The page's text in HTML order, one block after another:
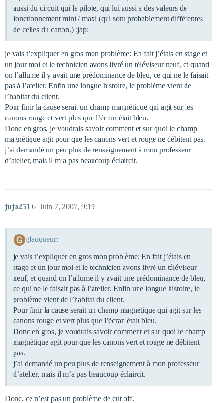
aussi du circuit qui le pilote, qui lui aussi a des valeurs de
fonctionnement mini / maxi (qui sont probablement différentes
de celles du canon.) :jap:
je vais t’expliquer en gros mon problème: En fait j’étais en stage et
un jour moi et le technicien avons livré un téléviseur neuf, et quand
on l’allume il y avait une prédominance de bleu, ce qui ne le faisait
pas à l’atelier. Enfin une longue histoire, le problème vient de
l’habitat du client.
Pour finir la cause serait un champ magnétique qui agit sur les
canons rouge et vert plus que l’écran était bleu.
Donc en gros, je voudrais savoir comment et sur quoi le champ
magnétique agit pour que les canons vert et rouge ne débitent pas.
j’ai demandé un peu plus de renseignement à mon professeur
d’atelier, mais il m’a pas beaucoup éclaircit.
juju251 Juin 7, 2007, 9:19
6
gfauqueur:
je vais t’expliquer en gros mon problème: En fait j’étais en
stage et un jour moi et le technicien avons livré un téléviseur
neuf, et quand on l’allume il y avait une prédominance de bleu,
ce qui ne le faisait pas à l’atelier. Enfin une longue histoire, le
problème vient de l’habitat du client.
Pour finir la cause serait un champ magnétique qui agit sur les
canons rouge et vert plus que l’écran était bleu.
Donc en gros, je voudrais savoir comment et sur quoi le champ
magnétique agit pour que les canons vert et rouge ne débitent
pas.
j’ai demandé un peu plus de renseignement à mon professeur
d’atelier, mais il m’a pas beaucoup éclaircit.
Donc, ce n’est pas un problème de cut off.